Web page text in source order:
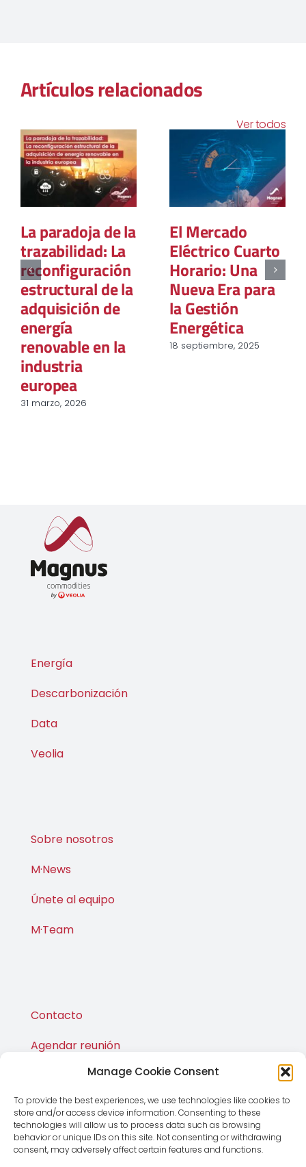
Manage Cookie Consent
To provide the best experiences, we use technologies like cookies to
store and/or access device information. Consenting to these
technologies will allow us to process data such as browsing
behavior or unique IDs on this site. Not consenting or withdrawing
consent, may adversely affect certain features and functions.
Artículos relacionados
Ver todos
La paradoja de la
trazabilidad: La
reconfiguración
estructural de la
adquisición de
energía
renovable en la
industria
europea
31 marzo, 2026
El Mercado
Eléctrico Cuarto
Horario: Una
Nueva Era para
la Gestión
Energética
18 septiembre, 2025
Energía
Descarbonización
Data
Veolia
Sobre nosotros
M·News
Únete al equipo
M·Team
Contacto
Agendar reunión
Publicaciones
M·Shop